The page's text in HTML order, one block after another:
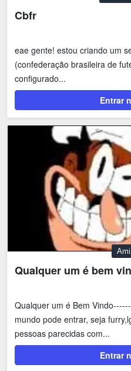
Cbfr
eae gente! estou criando um
(confederação brasileira de
configurado...
Entrar
Qualquer um é bem
Qualquer um é Bem
mundo pode entrar, seja
pessoas parecidas com...
Entrar